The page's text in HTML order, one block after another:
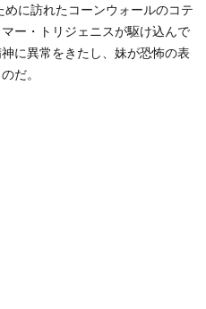
に訪れたコーンウォールのコテ
ー・トリジェニスが駆け込んで
に異常をきたし、妹が恐怖の表
だ。